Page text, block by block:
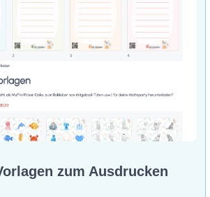
zum Ausdrucken